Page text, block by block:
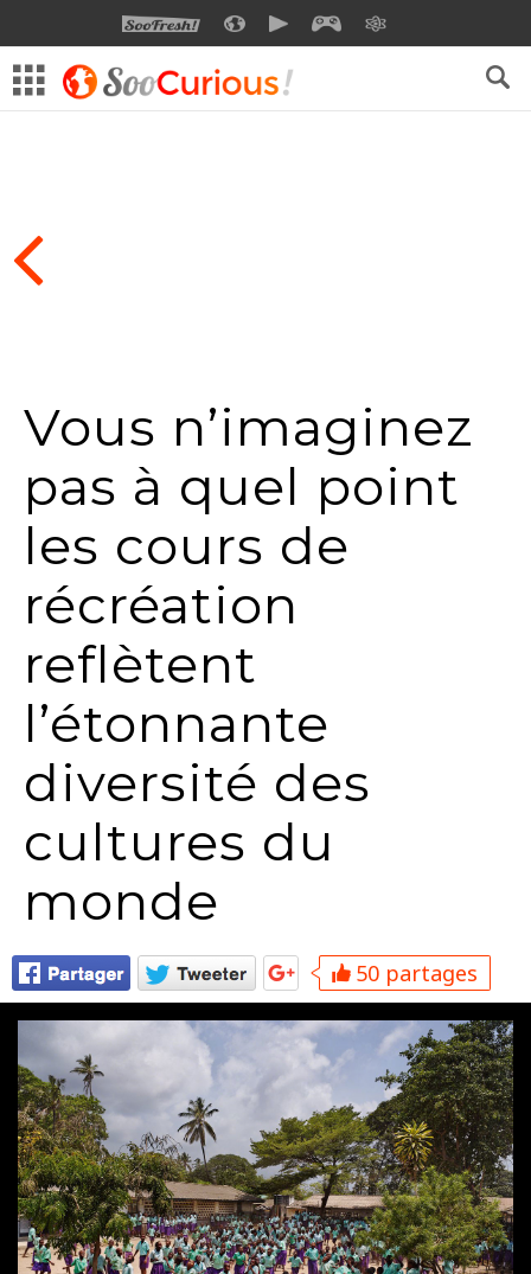
SOOFRESHSOOCURIOUSSOOMOTIONSOOGEEK
Vous n’imaginez
pas à quel point
les cours de
récréation
reflètent
l’étonnante
diversité des
cultures du
monde
50 partages